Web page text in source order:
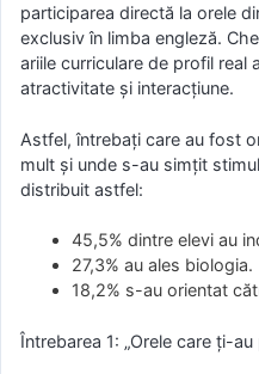
participarea directă la orele
exclusiv în limba engleză.
ariile curriculare de profil real
atractivitate și interacțiune.
Astfel, întrebați care au fost
mult și unde s-au simțit
distribuit astfel:
45,5% dintre elevi au
27,3% au ales biologia.
18,2% s-au orientat
Întrebarea 1: „Orele care ți-